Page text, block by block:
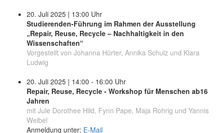
20. Juli 2025 | 13:00 Uhr
Studierenden-Führung im Rahmen der Ausstellung
„Repair, Reuse, Recycle – Nachhaltigkeit in den
Wissenschaften“
Vorgestellt von Johanna Hürter, Annika Schulz und Klara
Ludwig
20. Juli 2025 | 14:00 - 16:00 Uhr
Repair, Reuse, Recycle - Workshop für Menschen ab16
Jahren
mit Jule Dorothee Hild, Fynn Pape, Maja Rohrig und Yannis
Weibel
Anmeldung unter: E-Mail